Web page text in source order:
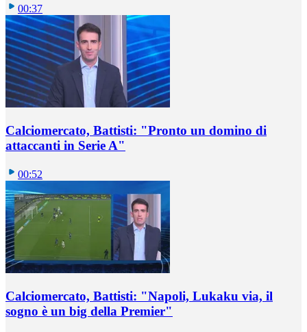
00:37
Calciomercato, Battisti: "Pronto un domino di
attaccanti in Serie A"
00:52
Calciomercato, Battisti: "Napoli, Lukaku via, il
sogno è un big della Premier"